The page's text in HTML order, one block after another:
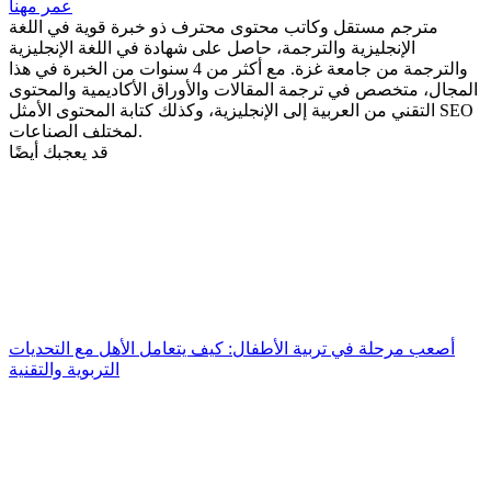
عمر مهنا
مترجم مستقل وكاتب محتوى محترف ذو خبرة قوية في اللغة
الإنجليزية والترجمة، حاصل على شهادة في اللغة الإنجليزية
والترجمة من جامعة غزة. مع أكثر من 4 سنوات من الخبرة في هذا
المجال، متخصص في ترجمة المقالات والأوراق الأكاديمية والمحتوى
التقني من العربية إلى الإنجليزية، وكذلك كتابة المحتوى الأمثل SEO
لمختلف الصناعات.
قد يعجبك أيضًا
أصعب مرحلة في تربية الأطفال: كيف يتعامل الأهل مع التحديات
التربوية والتقنية